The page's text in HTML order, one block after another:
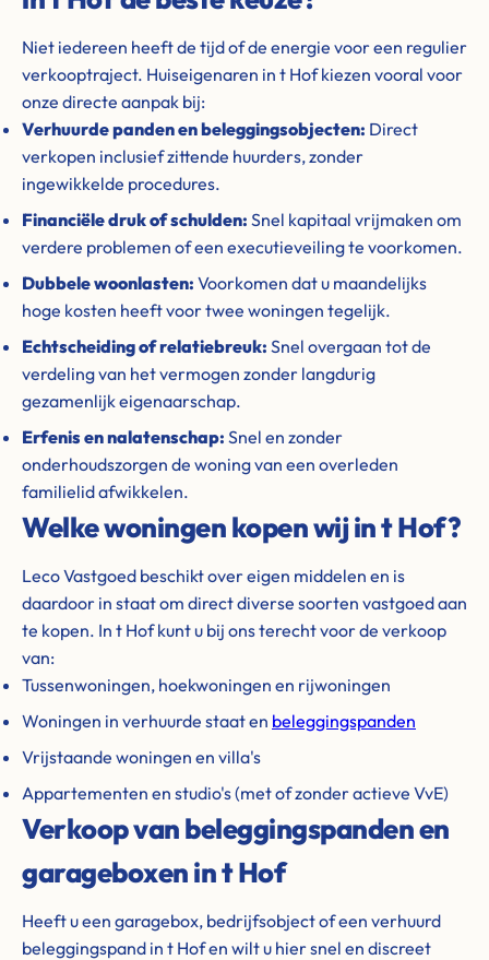
Niet iedereen heeft de tijd of de energie voor een regulier
verkooptraject. Huiseigenaren in t Hof kiezen vooral voor
onze directe aanpak bij:
Verhuurde panden en beleggingsobjecten: Direct
verkopen inclusief zittende huurders, zonder
ingewikkelde procedures.
Financiële druk of schulden: Snel kapitaal vrijmaken om
verdere problemen of een executieveiling te voorkomen.
Dubbele woonlasten: Voorkomen dat u maandelijks
hoge kosten heeft voor twee woningen tegelijk.
Echtscheiding of relatiebreuk: Snel overgaan tot de
verdeling van het vermogen zonder langdurig
gezamenlijk eigenaarschap.
Erfenis en nalatenschap: Snel en zonder
onderhoudszorgen de woning van een overleden
familielid afwikkelen.
Welke woningen kopen wij in t Hof?
Leco Vastgoed beschikt over eigen middelen en is
daardoor in staat om direct diverse soorten vastgoed aan
te kopen. In t Hof kunt u bij ons terecht voor de verkoop
van:
Tussenwoningen, hoekwoningen en rijwoningen
Woningen in verhuurde staat en beleggingspanden
Vrijstaande woningen en villa's
Appartementen en studio's (met of zonder actieve VvE)
Verkoop van beleggingspanden en
garageboxen in t Hof
Heeft u een garagebox, bedrijfsobject of een verhuurd
beleggingspand in t Hof en wilt u hier snel en discreet